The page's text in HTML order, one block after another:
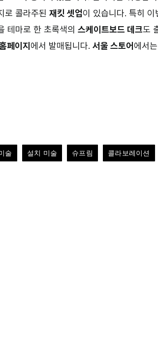
로 콜라주된 재킷 셋업이 있습니다. 특히 이
마로 한 초록색의 스케이트보드 데크도
페이지 에서 발매됩니다. 서울 스토어 에서는
술 설치 미술 슈프림 콜라보레이션